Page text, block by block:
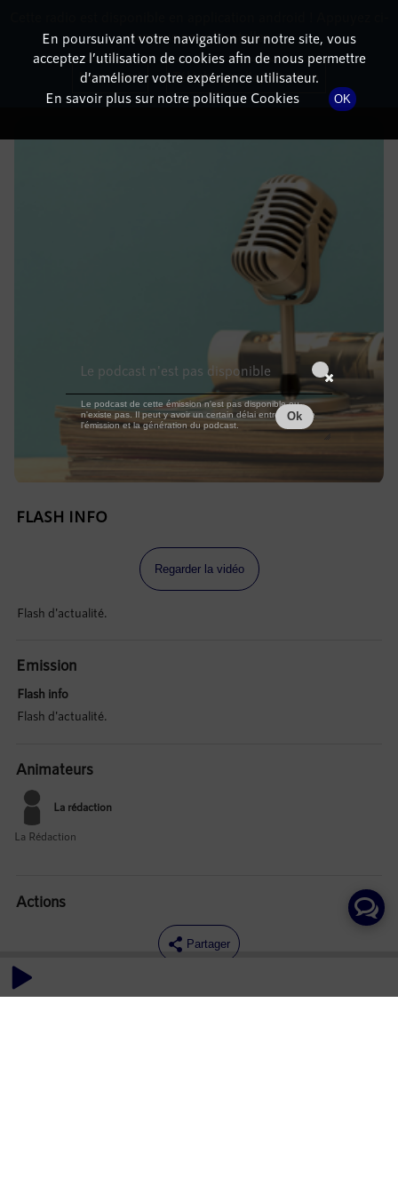
DÉTAILS DE L'ÉPISODE
6 mai 2022à 14h59, durée : Invalid date
FLASH INFO
Regarder la vidéo
Flash d'actualité.
Emission
Flash info
Flash d'actualité.
Animateurs
La rédaction
La Rédaction
Actions
Partager
Commentaires
En poursuivant votre navigation sur notre site, vous
acceptez l’utilisation de cookies afin de nous permettre
d’améliorer votre expérience utilisateur.
En savoir plus sur notre politique Cookies
OK
dessous pour l'installer.
Non merci Télécharger l'application
Le podcast n'est pas disponible
Le podcast de cette émission n'est pas disponible ou
n'existe pas. Il peut y avoir un certain délai entre la fin de
l'émission et la génération du podcast.
Ok